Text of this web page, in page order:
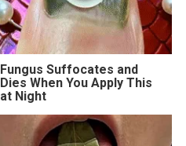
Fungus Suffocates and
Dies When You Apply This
at Night